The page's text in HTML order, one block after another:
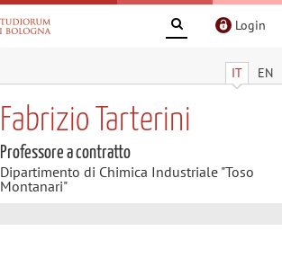
Login
IT EN
Fabrizio Tarterini
Professore a contratto
Dipartimento di Chimica Industriale "Toso
Montanari"